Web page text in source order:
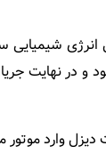
انرژی
در نهایت
وارد